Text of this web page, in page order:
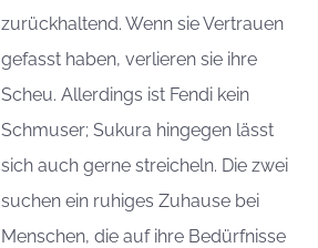
zurückhaltend. Wenn sie Vertrauen
gefasst haben, verlieren sie ihre
Scheu. Allerdings ist Fendi kein
Schmuser; Sukura hingegen lässt
sich auch gerne streicheln. Die zwei
suchen ein ruhiges Zuhause bei
Menschen, die auf ihre Bedürfnisse